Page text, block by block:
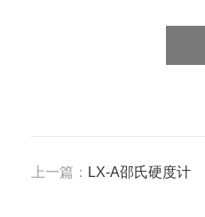
上一篇： LX-A邵氏硬度计